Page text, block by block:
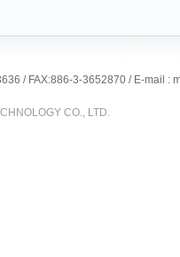
/ FAX:886-3-3652870 / E-mail :
CO., LTD.